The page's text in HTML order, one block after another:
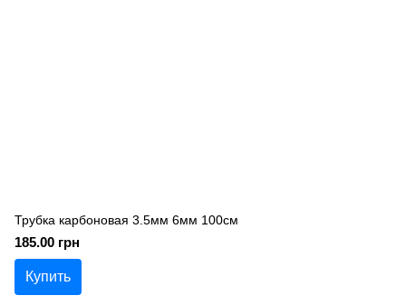
Трубка карбоновая 3.5мм 6мм 100см
185.00 грн
Купить